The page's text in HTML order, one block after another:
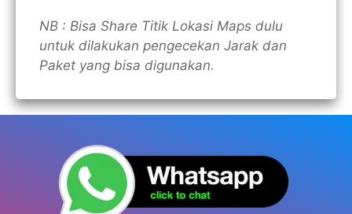
NB : Bisa Share Titik Lokasi Maps dulu
untuk dilakukan pengecekan Jarak dan
Paket yang bisa digunakan.